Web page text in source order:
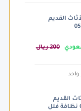
القديم
200 ريال
واحد
القديم
بالرياض 0507973276 نظافة فلل